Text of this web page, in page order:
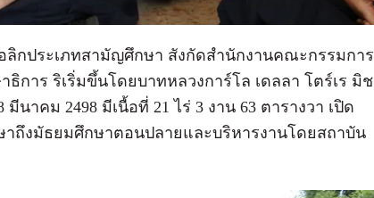
ลิกประเภทสามัญศึกษา สังกัดสำนักงานคณะกรรมการ
ธิการ ริเริ่มขึ้นโดยบาทหลวงการ์โล เดลลา โตร์เร มิช
นาคม 2498 มีเนื้อที่ 21 ไร่ 3 งาน 63 ตารางวา เปิด
ถึงมัธยมศึกษาตอนปลายและบริหารงานโดยสถาบัน